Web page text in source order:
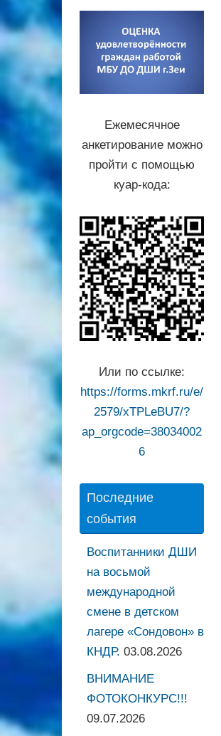
Ежемесячное
анкетирование можно
пройти с помощью
куар-кода:
Или по ссылке:
https://forms.mkrf.ru/e/
2579/xTPLeBU7/?
ap_orgcode=38034002
6
Последние
события
Воспитанники ДШИ
на восьмой
международной
смене в детском
лагере «Сондовон» в
КНДР. 03.08.2026
ВНИМАНИЕ
ФОТОКОНКУРС!!!
09.07.2026